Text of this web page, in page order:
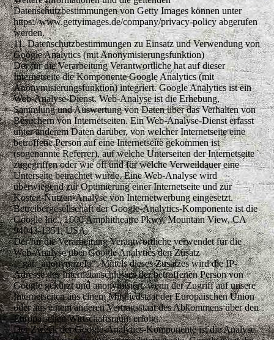
Datenschutzbestimmungen von Getty Images können unter
https://www.gettyimages.de/company/privacy-policy abgerufen
werden.
11. Datenschutzbestimmungen zu Einsatz und Verwendung von
Google Analytics (mit Anonymisierungsfunktion)
Der für die Verarbeitung Verantwortliche hat auf dieser
Internetseite die Komponente Google Analytics (mit
Anonymisierungsfunktion) integriert. Google Analytics ist ein
Web-Analyse-Dienst. Web-Analyse ist die Erhebung,
Sammlung und Auswertung von Daten über das Verhalten von
Besuchern von Internetseiten. Ein Web-Analyse-Dienst erfasst
unter anderem Daten darüber, von welcher Internetseite eine
betroffene Person auf eine Internetseite gekommen ist
(sogenannte Referrer), auf welche Unterseiten der Internetseite
zugegriffen oder wie oft und für welche Verweildauer eine
Unterseite betrachtet wurde. Eine Web-Analyse wird
überwiegend zur Optimierung einer Internetseite und zur
Kosten-Nutzen-Analyse von Internetwerbung eingesetzt.
Betreibergesellschaft der Google-Analytics-Komponente ist die
Google Inc., 1600 Amphitheatre Pkwy, Mountain View, CA
94043-1351, USA.
Der für die Verarbeitung Verantwortliche verwendet für die
Web-Analyse über Google Analytics den Zusatz
„_gat._anonymizeIp“. Mittels dieses Zusatzes wird die IP-
Adresse des Internetanschlusses der betroffenen Person von
Google gekürzt und anonymisiert, wenn der Zugriff auf unsere
Internetseiten aus einem Mitgliedstaat der Europäischen Union
oder aus einem anderen Vertragsstaat des Abkommens über den
Europäischen Wirtschaftsraum erfolgt.
Der Zweck der Google-Analytics-Komponente ist die Analyse